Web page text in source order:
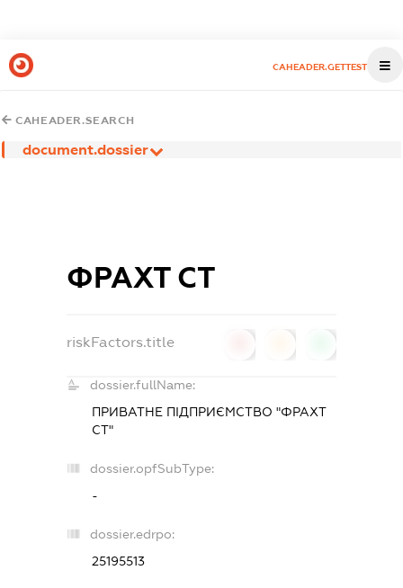
CAHEADER.GETTEST
CAHEADER.SEARCH
document.dossier
ФРАХТ СТ
riskFactors.title
dossier.fullName:
ПРИВАТНЕ ПІДПРИЄМСТВО "ФРАХТ
СТ"
dossier.opfSubType:
-
dossier.edrpo:
25195513